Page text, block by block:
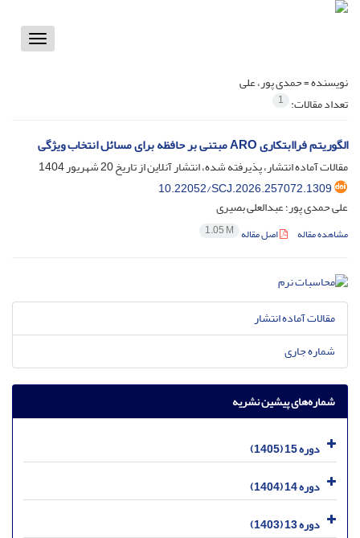
Toggle
نویسنده =حمدی پور، علی
تعداد مقالات: 1
الگوریتم فراابتکاری ARO مبتنی بر حافظه برای مسائل انتخاب ویژگی
مقالات آماده انتشار، پذیرفته شده، انتشار آنلاین از تاریخ20 شهریور 1404
10.22052/SCJ.2026.257072.1309
علی حمدی پور؛ عبدالعلی بصیری
مشاهده مقاله اصل مقاله 1.05 M
مقالات آماده انتشار
شماره جاری
شماره‌های پیشین نشریه
دوره 15 (1405)
دوره 14 (1404)
دوره 13 (1403)